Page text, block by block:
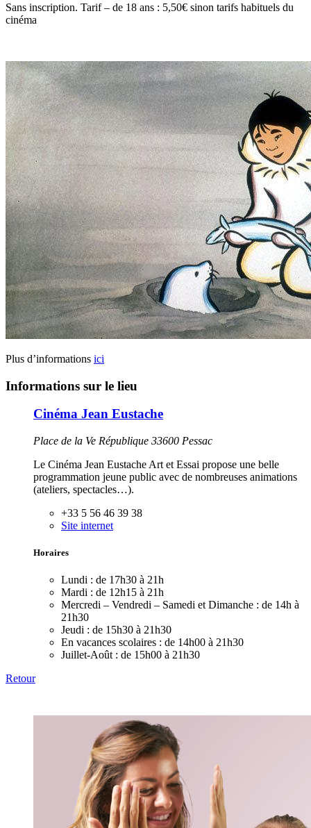
Sans inscription. Tarif – de 18 ans : 5,50€ sinon tarifs habituels du
cinéma
Plus d’informations ici
Informations sur le lieu
Cinéma Jean Eustache
Place de la Ve République 33600 Pessac
Le Cinéma Jean Eustache Art et Essai propose une belle
programmation jeune public avec de nombreuses animations
(ateliers, spectacles…).
+33 5 56 46 39 38
Site internet
Horaires
Lundi : de 17h30 à 21h
Mardi : de 12h15 à 21h
Mercredi – Vendredi – Samedi et Dimanche : de 14h à
21h30
Jeudi : de 15h30 à 21h30
En vacances scolaires : de 14h00 à 21h30
Juillet-Août : de 15h00 à 21h30
Retour